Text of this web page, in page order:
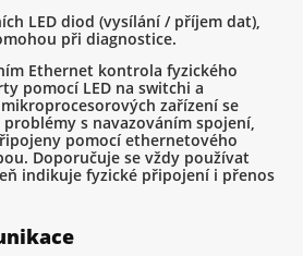
LED diod (vysílání / příjem dat),
při diagnostice.
Ethernet kontrola fyzického
pomocí LED na switchi a
mikroprocesorových zařízení se
s navazováním spojení,
pomocí ethernetového
Doporučuje se vždy používat
indikuje fyzické připojení i přenos